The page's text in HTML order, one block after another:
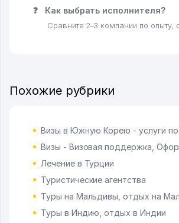
❓ Как выбрать исполнителя?
Сравните 2–3 компании по опыту,
Похожие рубрики
Визы в Южную Корею - услуги
Визы - Визовая поддержка,
Лечение в Турции
Туристические агентства
Туры на Мальдивы, отдых на
Туры в Индию, отдых в Индии